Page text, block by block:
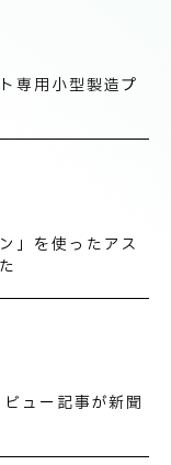
引先の皆様へ
専用小型製造プ
」を使ったアス
ュー記事が新聞